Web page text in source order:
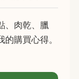
、肉乾、臘
購買心得。